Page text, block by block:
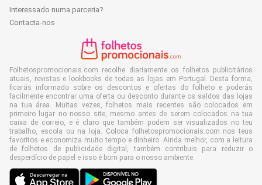
Interessado numa parceria?
Contacta-nos
Folhetospromocionais.com recolhe diariamente os folhetos publicitários
atuais, revistas e lookbooks de todas as lojas em Portugal. Desta forma,
ficarás informado sobre os descontos e ofertas do folheto e poderás
facilmente encontrar uma oferta ou desconto durante os saldos das lojas
na tua área. Muitas vezes, folhetos mais recentes são colocados em
primeiro lugar no nosso site, mesmo antes de serem colocados na tua
caixa de correio, e é claro que também podem ser visualizados no teu
trabalho, escola ou na loja. Coloca folhetospromocionais.com nos teus
favoritos e economiza muito tempo e dinheiro. Ainda melhor, com a leitura
de folhetos de publicidade digital, também contribuis para reduzir o
desperdício de papel e isso é bom para o nosso ambiente.